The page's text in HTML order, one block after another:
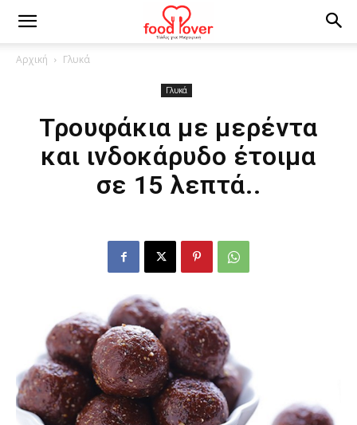
Αρχική Γλυκά
Γλυκά
Τρουφάκια με μερέντα
και ινδοκάρυδο έτοιμα
σε 15 λεπτά..